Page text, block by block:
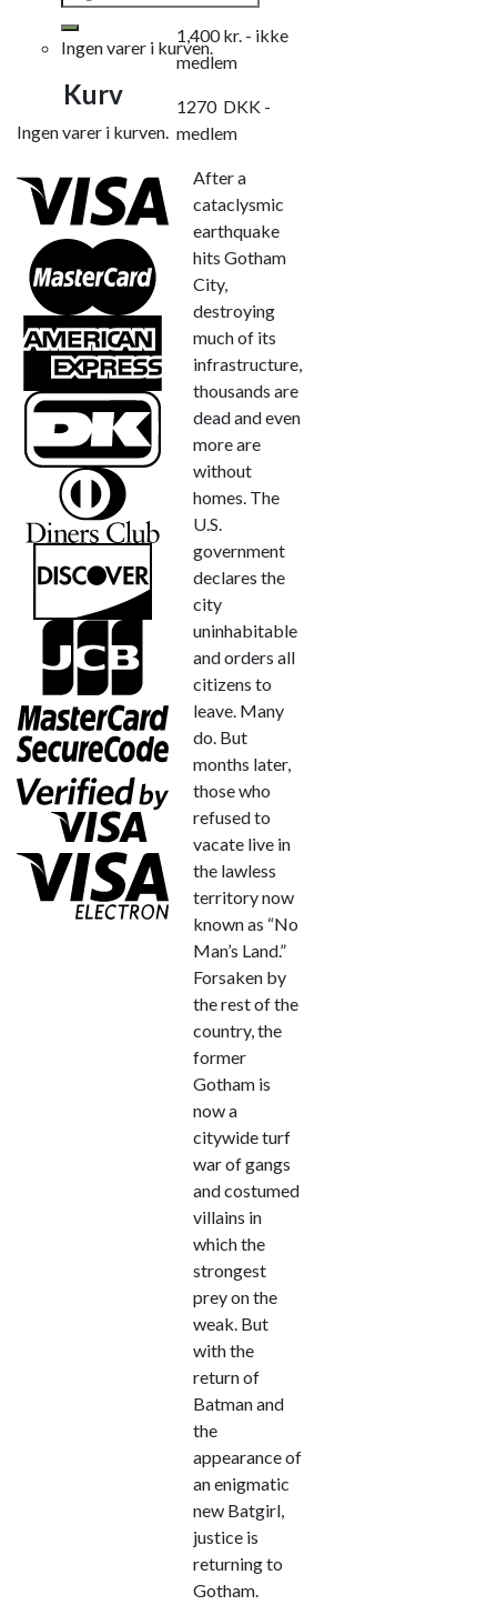
efter:
Ingen varer i kurven.
Kurv
Ingen varer i kurven.
1,400kr. - ikke
medlem
1270 DKK -
medlem
After a
cataclysmic
earthquake
hits Gotham
City,
destroying
much of its
infrastructure,
thousands are
dead and even
more are
without
homes. The
U.S.
government
declares the
city
uninhabitable
and orders all
citizens to
leave. Many
do. But
months later,
those who
refused to
vacate live in
the lawless
territory now
known as “No
Man’s Land.”
Forsaken by
the rest of the
country, the
former
Gotham is
now a
citywide turf
war of gangs
and costumed
villains in
which the
strongest
prey on the
weak. But
with the
return of
Batman and
the
appearance of
an enigmatic
new Batgirl,
justice is
returning to
Gotham.